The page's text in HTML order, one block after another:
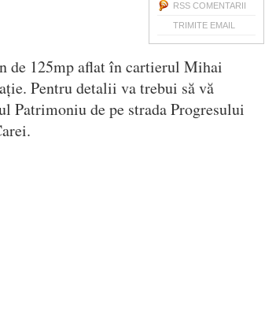
RSS COMENTARII
TRIMITE EMAIL
de 125mp aflat în cartierul Mihai
Pentru detalii va trebui să vă
Patrimoniu de pe strada Progresului